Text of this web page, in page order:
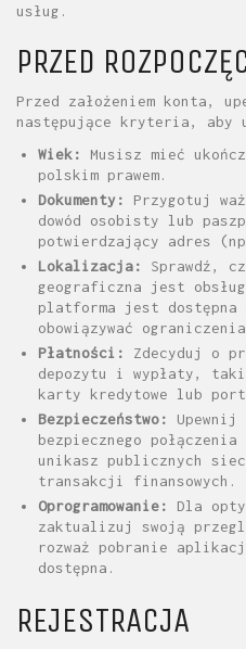
usług.
PRZED
Przed założeniem konta,
następujące kryteria, aby
Wiek:
Musisz mieć
polskim prawem.
Dokumenty:
Przygotuj
dowód osobisty lub
potwierdzający adres
Lokalizacja:
Sprawdź,
geograficzna jest
platforma jest dostępna
obowiązywać
Płatności:
Zdecyduj o
depozytu i wypłaty,
karty kredytowe lub
Bezpieczeństwo:
Upewnij
bezpiecznego
unikasz publicznych
transakcji finansowych.
Oprogramowanie:
Dla
zaktualizuj swoją
rozważ pobranie
dostępna.
REJESTRACJA